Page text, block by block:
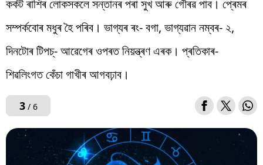
কৰ্কট ৰাশিৰ লোকসকলে সন্তানৰ পৰা সুখ আৰু গৌৰৱ পাব। প্ৰেমৰ
সম্পৰ্কবোৰ মধুৰ হৈ পৰিব। ভাগ্যৰ ৰং- বগা, ভাগ্যৱান নম্বৰ- ২,
দিনটোৰ টিপচ্- আৱেগেৰ ওপৰত নিয়ন্ত্ৰণ এৰক। প্ৰতিকাৰ-
শিৱলিংগত কেঁচা গাখীৰ আগবঢ়াব।
3/ 6